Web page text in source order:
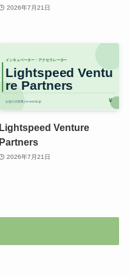
2026年7月21日
Lightspeed Venture
Partners
2026年7月21日